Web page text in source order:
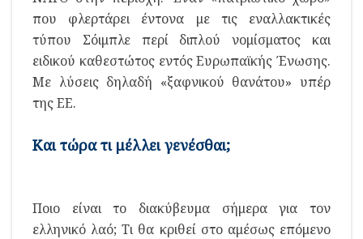
που φλερτάρει έντονα με τις εναλλακτικές
τύπου Σόιμπλε περί διπλού νομίσματος και
ειδικού καθεστώτος εντός Ευρωπαϊκής Ένωσης.
Με λύσεις δηλαδή «ξαφνικού θανάτου» υπέρ
της ΕΕ.
Και τώρα τι μέλλει γενέσθαι;
Ποιο είναι το διακύβευμα σήμερα για τον
ελληνικό λαό; Τι θα κριθεί στο αμέσως επόμενο